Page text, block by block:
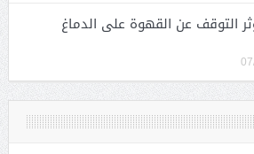
التوقف عن القهوة على الدماغ